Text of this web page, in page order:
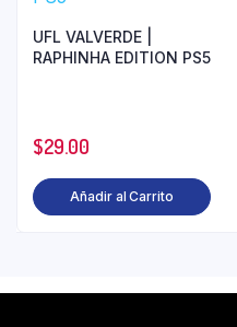
UFL VALVERDE |
RAPHINHA EDITION PS5
$29.00
Añadir al Carrito